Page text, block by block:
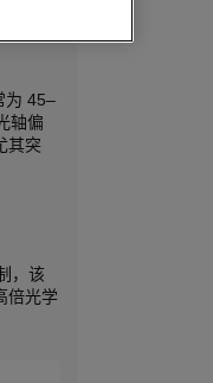
为 45–
轴偏
其突
，该
倍光学